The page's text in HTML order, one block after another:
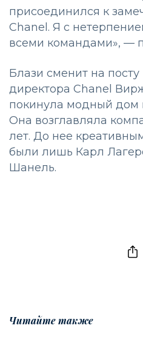
присоединился к
Chanel. Я с
всеми командами», —
Блази сменит на посту
директора Chanel
покинула модный дом
Она возглавляла
лет. До нее
были лишь Карл
Шанель.
Читайте также